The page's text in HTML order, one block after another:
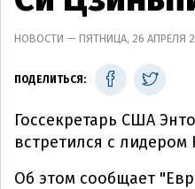
НОВОСТИ — ПЯТНИЦА, 26 АПРЕЛЯ
ПОДЕЛИТЬСЯ:
Госсекретарь США
встретился с
Об этом сообщает